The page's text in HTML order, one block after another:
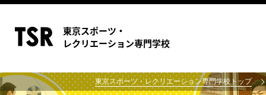
東京スポーツ・
レクリエーション専門学校
東京スポーツ・レクリエーション専門学校トップ